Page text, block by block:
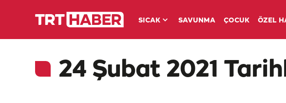
SICAK SAVUNMA ÇOCUK ÖZEL
24 Şubat 2021